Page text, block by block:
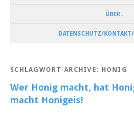
ÜBER..
DATENSCHUTZ/
SCHLAGWORT-ARCHIVE: HONIG
Wer Honig macht, hat
macht Honigeis!